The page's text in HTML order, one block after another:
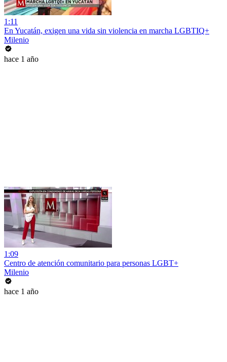
1:11
En Yucatán, exigen una vida sin violencia en marcha LGBTIQ+
Milenio
hace 1 año
1:09
Centro de atención comunitario para personas LGBT+
Milenio
hace 1 año